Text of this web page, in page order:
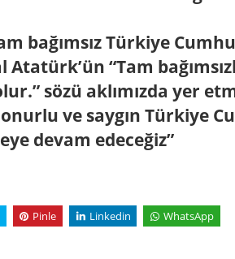
bağımsız Türkiye
Atatürk’ün “Tam
sözü aklımızda yer
onurlu ve saygın Türkiye
devam edeceğiz”
Pinle Linkedin WhatsApp